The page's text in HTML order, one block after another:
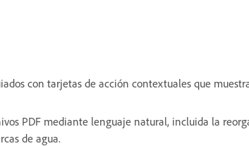
con tarjetas de acción contextuales que
PDF mediante lenguaje natural, incluida la
de agua.